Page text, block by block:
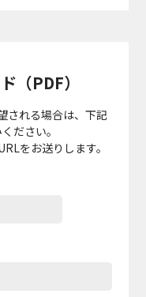
（PDF）
される場合は、下記
ださい。
をお送りします。